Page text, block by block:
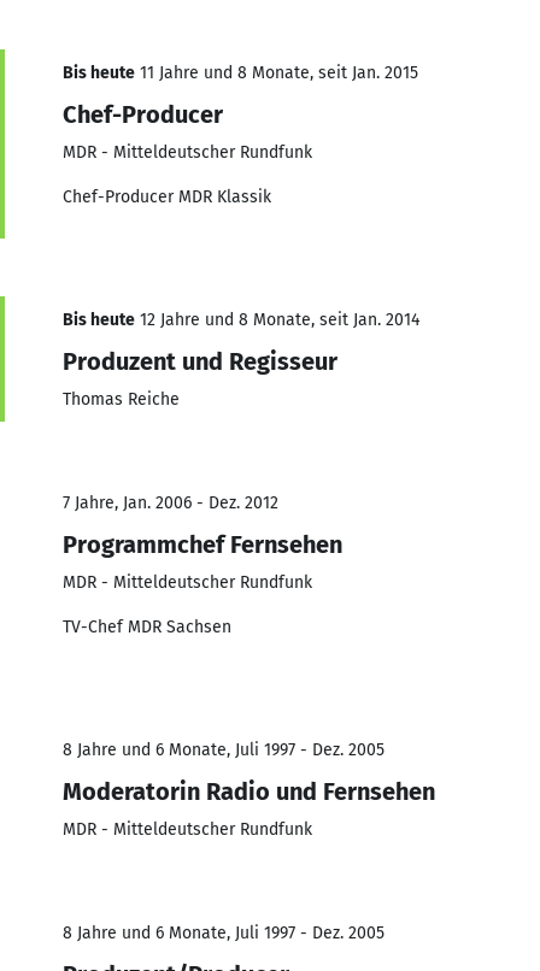
Bis heute 11 Jahre und 8 Monate, seit Jan. 2015
Chef-Producer
MDR - Mitteldeutscher Rundfunk
Chef-Producer MDR Klassik
Bis heute 12 Jahre und 8 Monate, seit Jan. 2014
Produzent und Regisseur
Thomas Reiche
7 Jahre, Jan. 2006 - Dez. 2012
Programmchef Fernsehen
MDR - Mitteldeutscher Rundfunk
TV-Chef MDR Sachsen
8 Jahre und 6 Monate, Juli 1997 - Dez. 2005
Moderatorin Radio und Fernsehen
MDR - Mitteldeutscher Rundfunk
8 Jahre und 6 Monate, Juli 1997 - Dez. 2005